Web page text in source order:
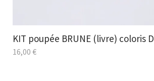
KIT poupée BRUNE (livre) coloris D
16,00 €